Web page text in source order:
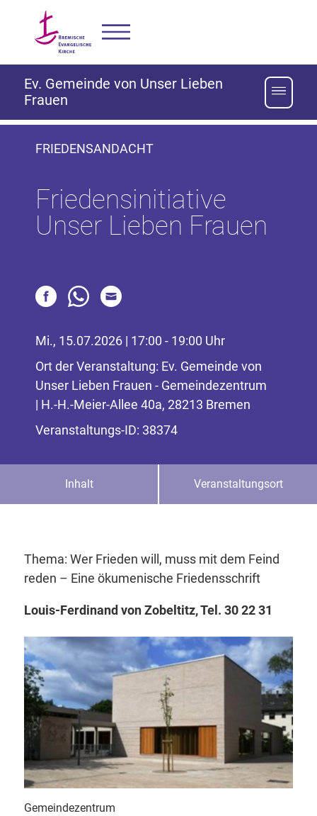
Ev. Gemeinde von Unser Lieben
Frauen
FRIEDENSANDACHT
Friedensinitiative
Unser Lieben Frauen
Mi., 15.07.2026 | 17:00 - 19:00 Uhr
Ort der Veranstaltung: Ev. Gemeinde von
Unser Lieben Frauen - Gemeindezentrum
| H.-H.-Meier-Allee 40a, 28213 Bremen
Veranstaltungs-ID: 38374
Inhalt Veranstaltungsort
Thema: Wer Frieden will, muss mit dem Feind
reden – Eine ökumenische Friedensschrift
Louis-Ferdinand von Zobeltitz, Tel. 30 22 31
Gemeindezentrum